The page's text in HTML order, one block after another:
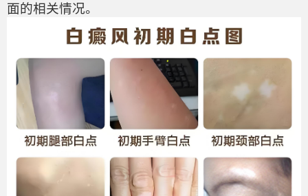
面的相关情况。